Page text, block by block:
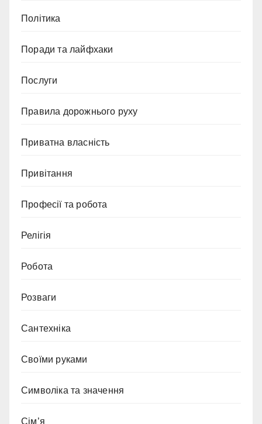
Політика
Поради та лайфхаки
Послуги
Правила дорожнього руху
Приватна власність
Привітання
Професії та робота
Релігія
Робота
Розваги
Сантехніка
Своїми руками
Символіка та значення
Сім’я